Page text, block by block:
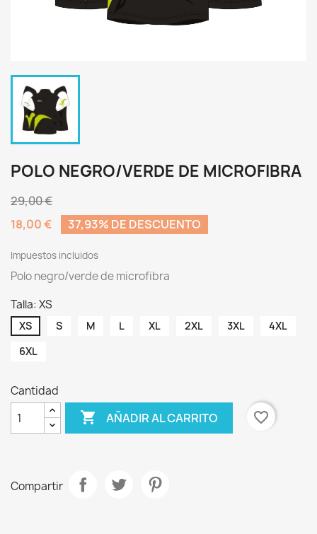
POLO NEGRO/VERDE DE MICROFIBRA
29,00 €
18,00 €
37,93% DE DESCUENTO
Impuestos incluidos
Polo negro/verde de microfibra
Talla: XS
XS S M L XL 2XL 3XL
4XL
6XL
Cantidad
 AÑADIR AL CARRITO favorite_border
Compartir